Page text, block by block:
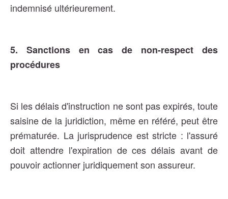
indemnisé ultérieurement​​.
5. Sanctions en cas de non-respect des
procédures
Si les délais d'instruction ne sont pas expirés, toute
saisine de la juridiction, même en référé, peut être
prématurée. La jurisprudence est stricte : l'assuré
doit attendre l'expiration de ces délais avant de
pouvoir actionner juridiquement son assureur​​.